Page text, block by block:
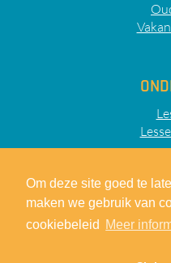
Om deze site goed te
maken we gebruik van
cookiebeleid
Meer
Sitemap